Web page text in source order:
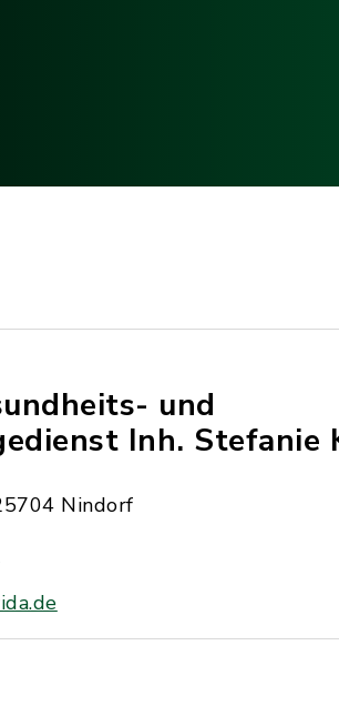
und
Inh. Stefanie
Nindorf